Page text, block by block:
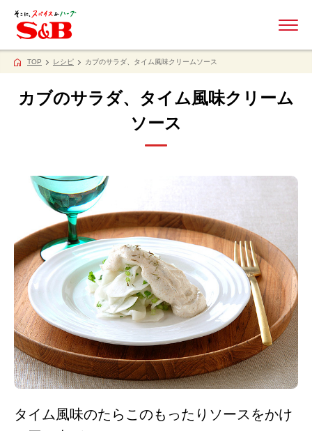
TOP レシピ カブのサラダ、タイム風味クリームソース
カブのサラダ、タイム風味クリーム
ソース
タイム風味のたらこのもったりソースをかけ